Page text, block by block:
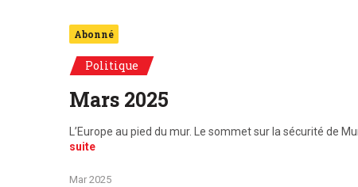
Abonné
Politique
Mars 2025
L’Europe au pied du mur. Le sommet sur la sécurité de
suite
Mar 2025